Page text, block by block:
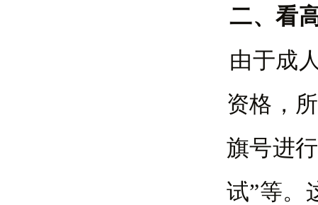
二、看
由于成
资格，
旗号进
试”等。